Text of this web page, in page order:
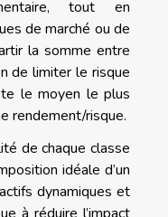
tout en
de marché ou de
la somme entre
de limiter le risque
le moyen le plus
rendement/risque.
de chaque classe
idéale d’un
dynamiques et